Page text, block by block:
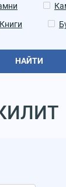
Книги
НАЙТИ